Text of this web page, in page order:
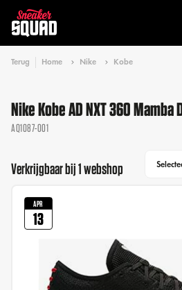
Terug Home Nike Kobe
Nike Kobe AD NXT 360 Mamba
AQ1087-001
Verkrijgbaar bij 1 webshop
APR
13